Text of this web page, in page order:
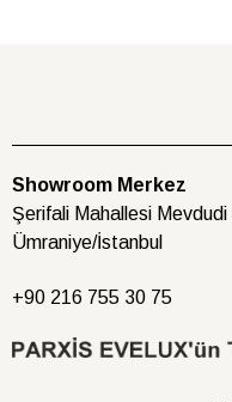
Showroom Merkez
Şerifali Mahallesi
Ümraniye/İstanbul
+90 216 755 30 75